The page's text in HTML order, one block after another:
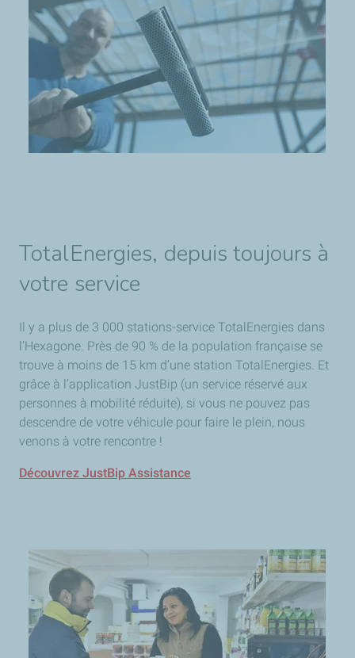
TotalEnergies, depuis toujours à
votre service
Il y a plus de 3 000 stations-service TotalEnergies dans
l’Hexagone. Près de 90 % de la population française se
trouve à moins de 15 km d’une station TotalEnergies. Et
grâce à l’application JustBip (un service réservé aux
personnes à mobilité réduite), si vous ne pouvez pas
descendre de votre véhicule pour faire le plein, nous
venons à votre rencontre !
Découvrez JustBip Assistance